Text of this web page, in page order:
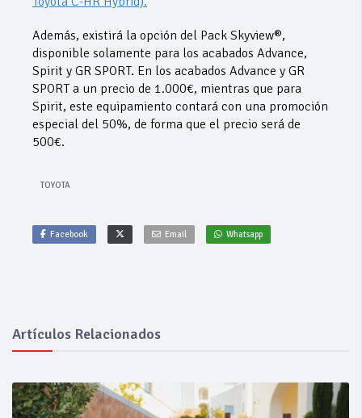
Además, existirá la opción del Pack Skyview®,
disponible solamente para los acabados Advance,
Spirit y GR SPORT. En los acabados Advance y GR
SPORT a un precio de 1.000€, mientras que para
Spirit, este equipamiento contará con una promoción
especial del 50%, de forma que el precio será de
500€.
TOYOTA
Facebook Email Whatsapp
Artículos Relacionados